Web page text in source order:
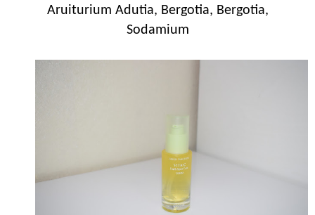
Aruiturium Adutia, Bergotia, Bergotia,
Sodamium